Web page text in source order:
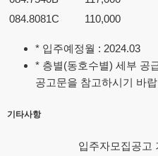
084.8081C
110,000
* 입주예정월 : 2024.03
* 층별(동호수별) 세부 공
공고문을 참고하시기 바
기타사항
입주자모집공고